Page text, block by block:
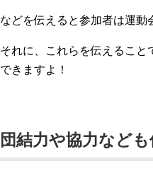
などを伝えると参加者は運動
それに、これらを伝えること
できますよ！
団結力や協力など